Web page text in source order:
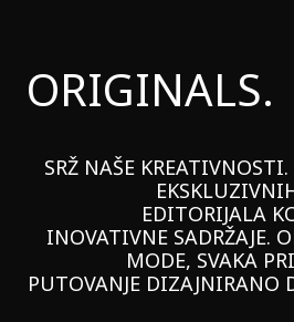
ORIGINALS.
SRŽ NAŠE
EDITORIJALA
INOVATIVNE SADRŽAJE.
MODE, SVAKA
PUTOVANJE DIZAJNIRANO